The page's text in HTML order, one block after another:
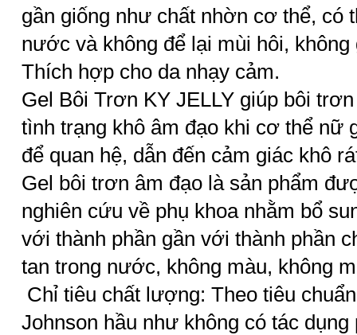
gần giống như chất nhờn cơ thể, có
nước và không để lại mùi hôi, không
Thích hợp cho da nhạy cảm.
Gel Bôi Trơn KY JELLY giúp bôi
tình trạng khô âm đạo khi cơ thể nữ
để quan hệ, dẫn đến cảm giác khô
Gel bôi trơn âm đạo là sản phẩm
nghiên cứu về phụ khoa nhằm bổ
với thành phần gần với thành phần
tan trong nước, không màu, không
Chỉ tiêu chất lượng: Theo tiêu
Johnson hầu như không có tác dụng